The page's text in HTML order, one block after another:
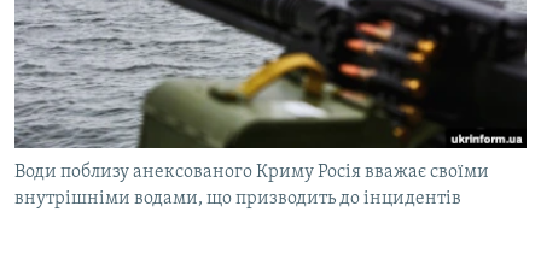
ВІДЕОУРОКИ «ELIFBE»
СВІДЧЕННЯ ОКУПАЦІЇ
УКРАЇНСЬКА ПРОБЛЕМА КРИМУ
ІНФОГРАФІКА
Русский
Qırımtatar
ДОЛУЧАЙСЯ!
Води поблизу анексованого Криму Росія вважає своїми
внутрішніми водами, що призводить до інцидентів